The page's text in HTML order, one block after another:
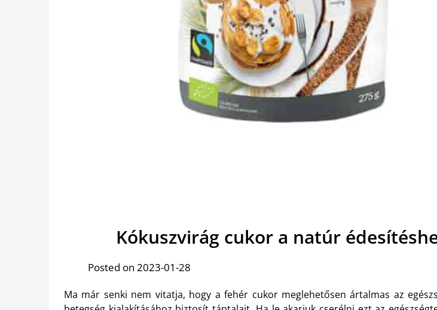
Kókuszvirág cukor a natúr
Posted on 2023-01-28
Ma már senki nem vitatja, hogy a fehér cukor meglehetősen ártalmas az